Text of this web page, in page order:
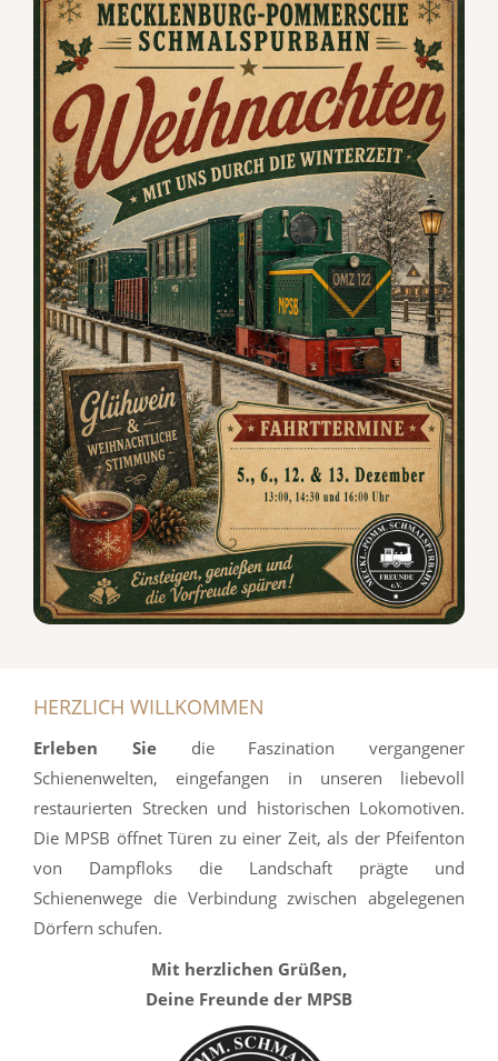
HERZLICH WILLKOMMEN
Erleben Sie die Faszination vergangener
Schienenwelten, eingefangen in unseren liebevoll
restaurierten Strecken und historischen Lokomotiven.
Die MPSB öffnet Türen zu einer Zeit, als der Pfeifenton
von Dampfloks die Landschaft prägte und
Schienenwege die Verbindung zwischen abgelegenen
Dörfern schufen.
Mit herzlichen Grüßen,
Deine Freunde der MPSB